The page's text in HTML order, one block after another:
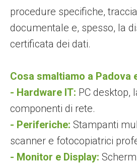
procedure specifiche,
documentale e, spesso, la
certificata dei dati.
Cosa smaltiamo a Padova
- Hardware IT: PC desktop,
componenti di rete.
- Periferiche: Stampanti
scanner e fotocopiatrici
- Monitor e Display: